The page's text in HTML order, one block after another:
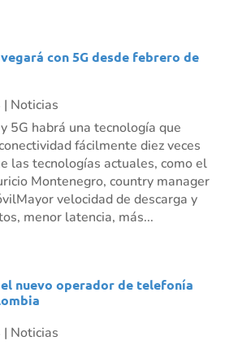
con 5G desde febrero de
| Noticias
5G habrá una tecnología que
fácilmente diez veces
las tecnologías actuales, como el
Montenegro, country manager
velocidad de descarga y
menor latencia, más...
nuevo operador de telefonía
| Noticias